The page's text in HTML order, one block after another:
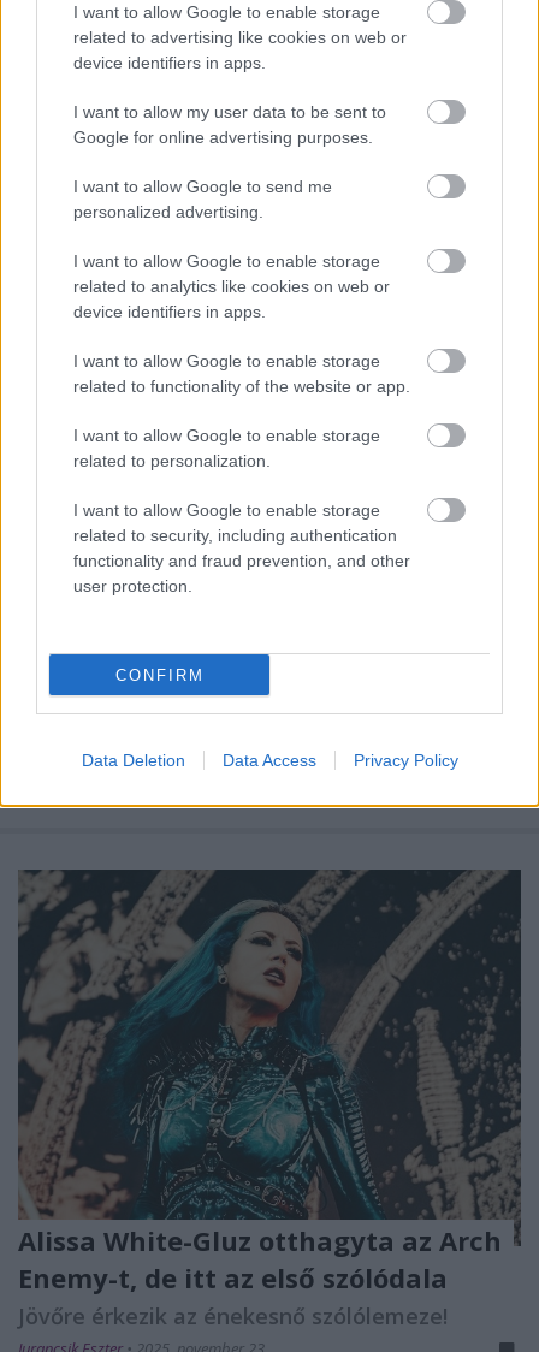
I want to allow Google to enable storage
related to advertising like cookies on web or
device identifiers in apps.
I want to allow my user data to be sent to
Google for online advertising purposes.
I want to allow Google to send me
personalized advertising.
I want to allow Google to enable storage
related to analytics like cookies on web or
device identifiers in apps.
I want to allow Google to enable storage
related to functionality of the website or app.
I want to allow Google to enable storage
related to personalization.
I want to allow Google to enable storage
related to security, including authentication
functionality and fraud prevention, and other
user protection.
CONFIRM
Data Deletion Data Access Privacy Policy
Johan Liiva: "Alissa volt a tökéletes
énekesnő az Arch Enemy számára"
Nem, nem tér vissza a svéd énekes.
Jurancsik Eszter •2025. november 26.
távozottaz Arch Enemy-ből, ami érthető
Alissa White-Gluz otthagyta az Arch
Enemy-t, de itt az első szólódala
Jövőre érkezik az énekesnő szólólemeze!